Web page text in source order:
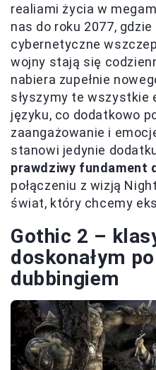
realiami życia w
nas do roku 2077,
cybernetyczne
wojny stają się
nabiera zupełnie
słyszymy te wszystkie
języku, co dodatkowo
zaangażowanie i
stanowi jedynie
prawdziwy fundament
połączeniu z wizją
świat, który chcemy
Gothic 2 –
doskonałym
dubbingiem